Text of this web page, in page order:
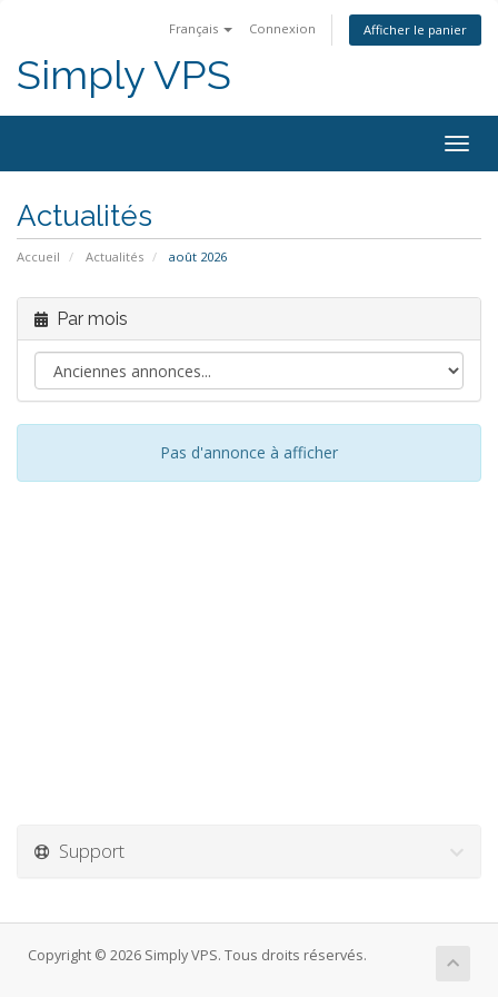
Français Connexion Afficher le panier
Simply VPS
la
Actualités
Accueil Actualités août 2026
Par mois
Pas d'annonce à afficher
Support
Copyright © 2026 Simply VPS. Tous droits réservés.